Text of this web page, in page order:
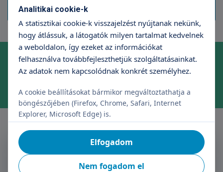
Összes megtekintése
Online időpontfoglalás szakrendelésre
Foglaljon időpontot kényelmesen, néhány kattintással!
Időpontfoglalás
Feliratkozás a Triton
Hírlevélre
Analitikai cookie-k
A statisztikai cookie-k visszajelzést nyújtanak nekünk,
hogy átlássuk, a látogatók milyen tartalmat kedvelnek
a weboldalon, így ezeket az információkat
felhasználva továbbfejleszthetjük szolgáltatásainkat.
Az adatok nem kapcsolódnak konkrét személyhez.
A cookie beállításokat bármikor megváltoztathatja a
böngészőjében (Firefox, Chrome, Safari, Internet
Explorer, Microsoft Edge) is.
Nem fogadom el
Elfogadom